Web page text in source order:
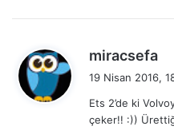
miracsefa
i
k
19 Nisan 2016,
Ets 2’de ki
çeker!! :))